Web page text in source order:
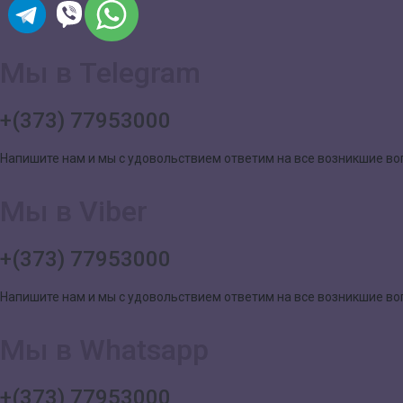
+(373) 77953000
Напишите нам и мы с удовольствием ответим на все возникшие
+(373) 77953000
Напишите нам и мы с удовольствием ответим на все возникшие
+(373) 77953000